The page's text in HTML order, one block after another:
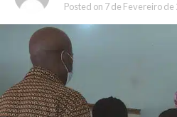
Posted on 7 de Fevereiro de